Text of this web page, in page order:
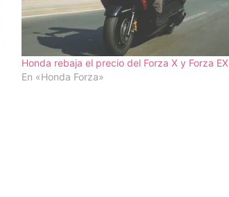
Honda rebaja el precio del Forza X y Forza EX
En «Honda Forza»